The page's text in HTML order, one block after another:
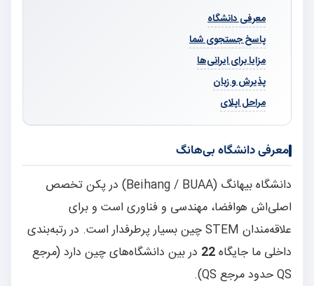
معرفی دانشگاه
پاسخ جستجوی شما
مزایا برای ایرانی‌ها
پذیرش و زبان
مراحل اپلای
معرفی دانشگاه بی‌هانگ
دانشگاه بیهانگ (Beihang / BUAA) در پکن تخصص
اصلی‌اش هوافضا، مهندسی و فناوری است و برای
علاقه‌مندان STEM چین بسیار پرطرفدار است. در رتبه‌بندی
داخلی ما جایگاه22 در بین دانشگاه‌های چین دارد (مرجع
QS حدود مرجع QS).